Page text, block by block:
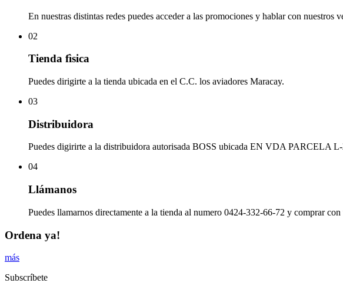
En nuestras distintas redes puedes acceder a las promociones y hablar con nuestros
02
Tienda fìsica
Puedes dirigirte a la tienda ubicada en el C.C. los aviadores Maracay.
03
Distribuidora
Puedes digirirte a la distribuidora autorisada BOSS ubicada EN VDA PARCELA
04
Llámanos
Puedes llamarnos directamente a la tienda al numero 0424-332-66-72 y comprar con
Ordena ya!
más
Subscríbete